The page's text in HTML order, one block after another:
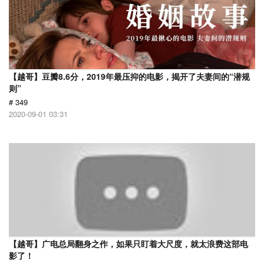
【越哥】豆瓣8.6分，2019年最压抑的电影，揭开了夫妻间的“潜规
则”
# 349
2020-09-01 03:31
【越哥】广电总局翻身之作，如果只盯着大尺度，就太浪费这部电
影了！